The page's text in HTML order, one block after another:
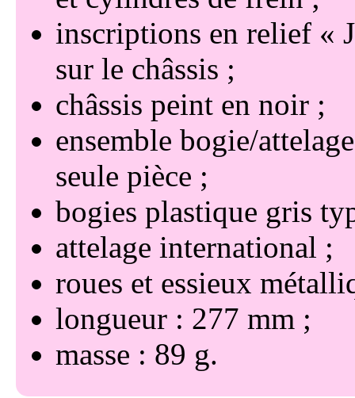
inscriptions en relief
sur le châssis
châssis peint en noir
ensemble bogie/
seule pièce
bogies plastique gris
attelage international
roues et essieux
longueur : 277 mm
masse : 89 g